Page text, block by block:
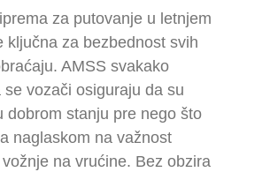
za putovanje u letnjem
ključna za bezbednost svih
AMSS svakako
se vozači osiguraju da su
dobrom stanju pre nego što
naglaskom na važnost
na vrućine. Bez obzira